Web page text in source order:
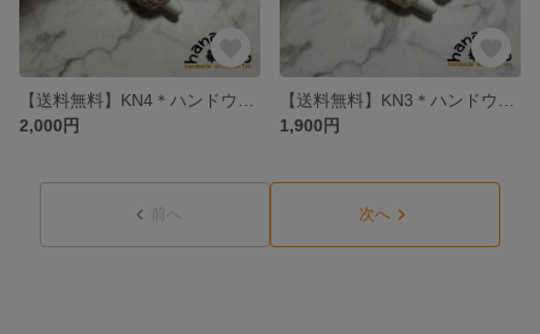
2,000円
1,900円
前へ 次へ